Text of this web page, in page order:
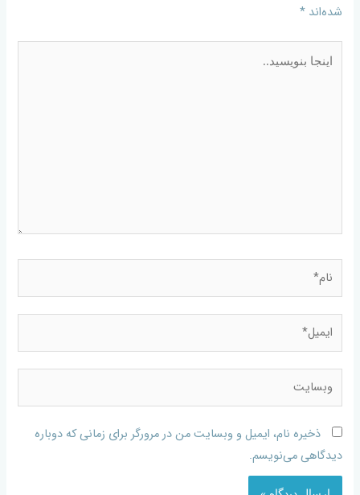
شده‌اند*
ذخیره نام، ایمیل و وبسایت من در مرورگر برای زمانی که دوباره
دیدگاهی می‌نویسم.